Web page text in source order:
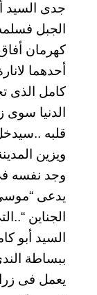
جدى السيد
الجبل
كهرمان
أحدهما
كامل الذى
الدنيا
قلبه
ويزين
وجد نفسه
يدعى
الجناين
السيد أبو
ببساطة
يعمل فى